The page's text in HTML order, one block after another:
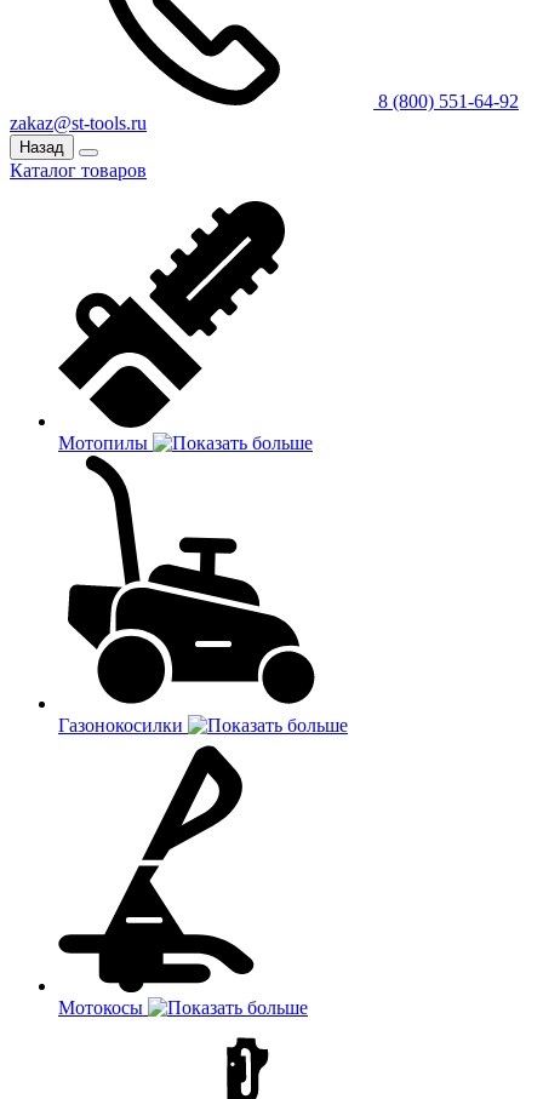
8 (800) 551-64-92
zakaz@st-tools.ru
Назад
Каталог товаров
Мотопилы
Газонокосилки
Мотокосы